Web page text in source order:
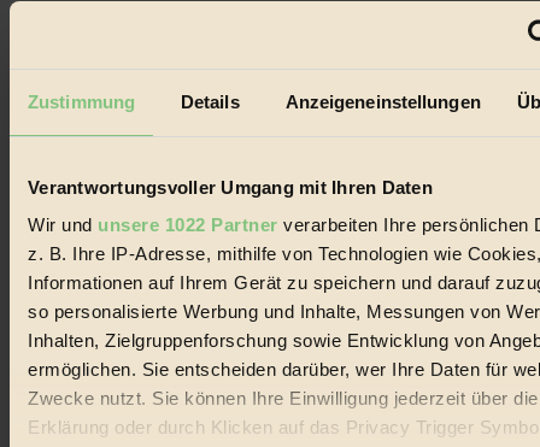
Zustimmung Details Anzeigeneinstellungen
Verantwortungsvoller Umgang mit Ihren Daten
Wir und unsere 1022 Partner verarbeiten Ihre persönlichen
z. B. Ihre IP-Adresse, mithilfe von Technologien wie
Informationen auf Ihrem Gerät zu speichern und darauf
so personalisierte Werbung und Inhalte, Messungen von
Inhalten, Zielgruppenforschung sowie Entwicklung von
ermöglichen. Sie entscheiden darüber, wer Ihre Daten für
Zwecke nutzt. Sie können Ihre Einwilligung jederzeit über
Erklärung oder durch Klicken auf das Privacy Trigger
Gewinnspiele & Ausgaben übersichtlich aufbereitet vom
BIORAMA-Magazin per E-Mail.
Jetzt eintragen: